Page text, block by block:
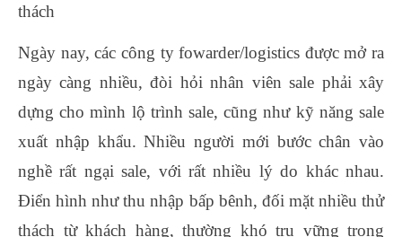
thách
Ngày nay, các công ty fowarder/logistics được mở ra
ngày càng nhiều, đòi hỏi nhân viên sale phải xây
dựng cho mình lộ trình sale, cũng như kỹ năng sale
xuất nhập khẩu. Nhiều người mới bước chân vào
nghề rất ngại sale, với rất nhiều lý do khác nhau.
Điển hình như thu nhập bấp bênh, đối mặt nhiều thử
thách từ khách hàng, thường khó trụ vững trong